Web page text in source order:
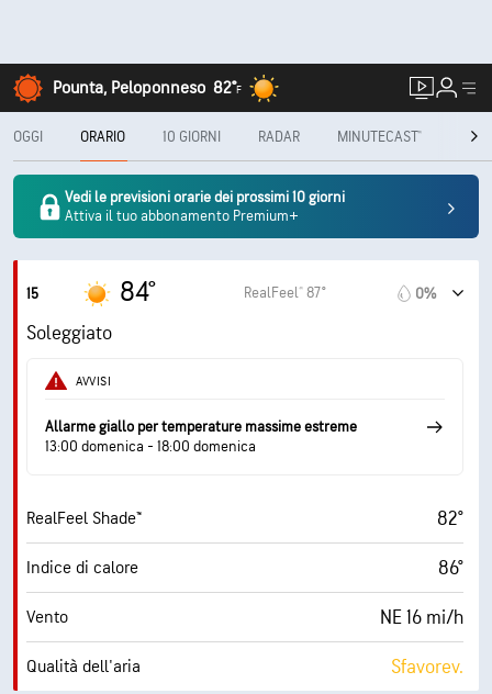
Pounta, Peloponneso 82°F
OGGI ORARIO 10 GIORNI RADAR MINUTECAST®
Vedi le previsioni orarie dei prossimi 10 giorni
Attiva il tuo abbonamento Premium+
15 84° RealFeel® 87° 0%
Soleggiato
AVVISI
Allarme giallo per temperature massime estreme
13:00 domenica - 18:00 domenica
RealFeel Shade™ 82°
Indice di calore 86°
Vento NE 16 mi/h
Qualità dell'aria Sfavorev.